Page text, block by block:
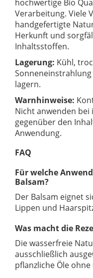
hochwertige Bio
Verarbeitung. Viele
handgefertigte
Herkunft und
Inhaltsstoffen.
Lagerung: Kühl,
Sonneneinstrahlung
lagern.
Warnhinweise:
Nicht anwenden
gegenüber den
Anwendung.
FAQ
Für welche
Balsam?
Der Balsam eignet
Lippen und
Was macht die
Die wasserfreie
ausschließlich
pflanzliche Öle